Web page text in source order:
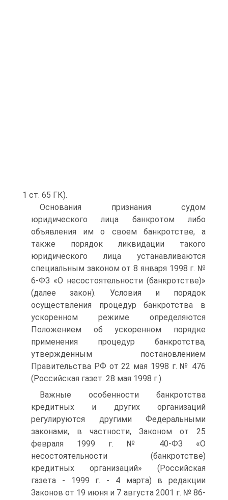
1 ст. 65 ГК).
Основания признания судом
юридического лица банкротом либо
объявления им о своем банкротстве, а
также порядок ликвидации такого
юридического лица устанавливаются
специальным законом от 8 января 1998 г. №
6-ФЗ «О несостоятельности (банкротстве)»
(далее закон). Условия и порядок
осуществления процедур банкротства в
ускоренном режиме определяются
Положением об ускоренном порядке
применения процедур банкротства,
утвержденным постановлением
Правительства РФ от 22 мая 1998 г. № 476
(Российская газет. 28 мая 1998 г.).
Важные особенности банкротства
кредитных и других организаций
регулируются другими Федеральными
законами, в частности, Законом от 25
февраля 1999 г. № 40-ФЗ «О
несостоятельности (банкротстве)
кредитных организаций» (Российская
газета - 1999 г. - 4 марта) в редакции
Законов от 19 июня и 7 августа 2001 г. № 86-